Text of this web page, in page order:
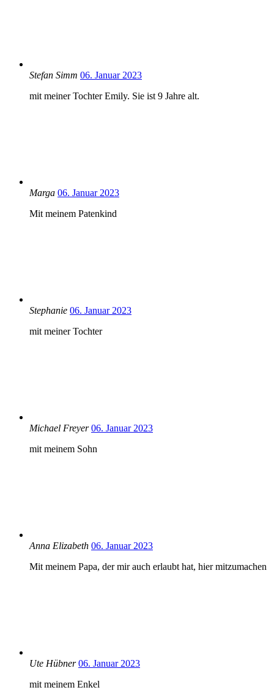
Stefan Simm 06. Januar 2023
mit meiner Tochter Emily. Sie ist 9 Jahre alt.
Marga 06. Januar 2023
Mit meinem Patenkind
Stephanie 06. Januar 2023
mit meiner Tochter
Michael Freyer 06. Januar 2023
mit meinem Sohn
Anna Elizabeth 06. Januar 2023
Mit meinem Papa, der mir auch erlaubt hat, hier mitzumachen
Ute Hübner 06. Januar 2023
mit meinem Enkel